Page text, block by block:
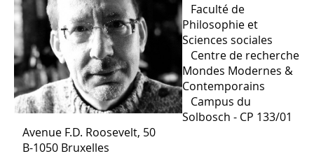
Faculté de
Philosophie et
Sciences sociales
Centre de recherche
Mondes Modernes &
Contemporains
Campus du
Solbosch - CP 133/01
Avenue F.D. Roosevelt, 50
B-1050 Bruxelles